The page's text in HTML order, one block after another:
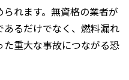
れます。無資格の業者が
るだけでなく、燃料漏れ
重大な事故につながる恐